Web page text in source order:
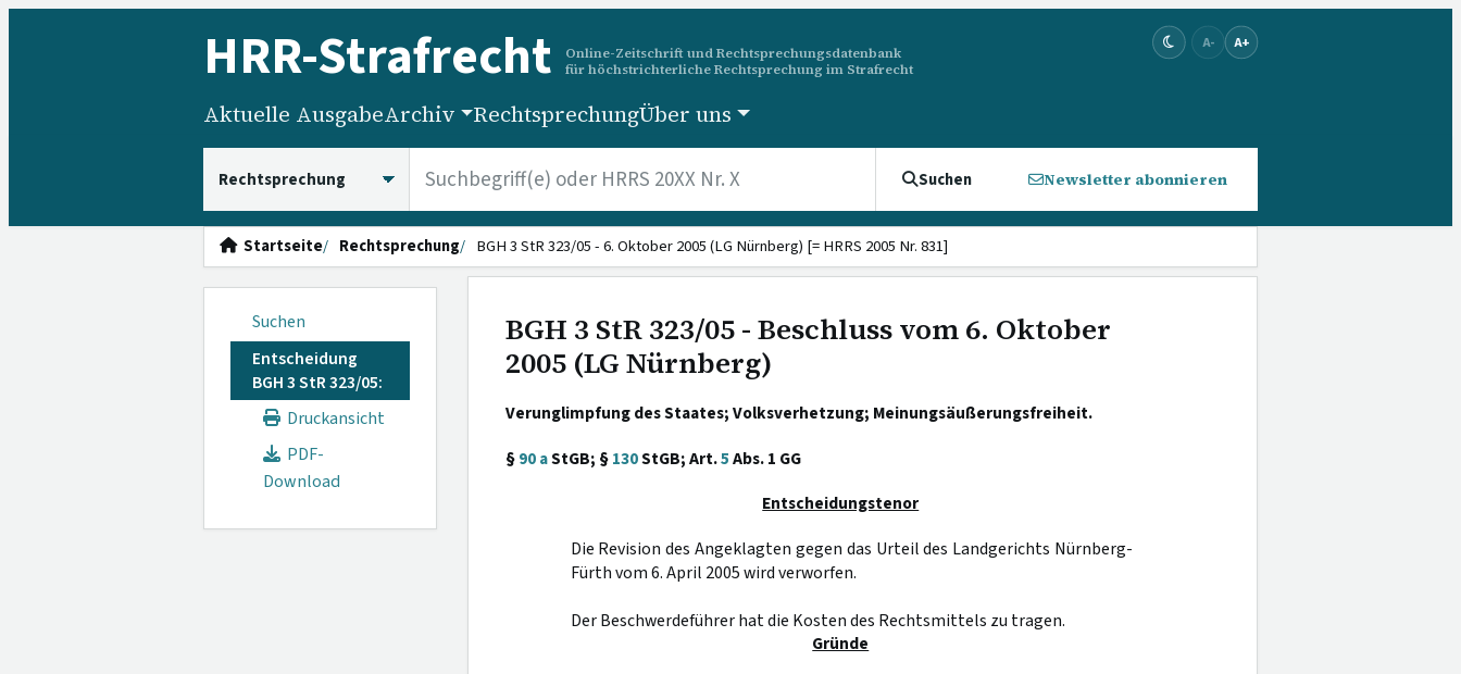
HRR-Strafrecht
Online-Zeitschrift und Rechtsprechungsdatenbank
für höchstrichterliche Rechtsprechung im Strafrecht
A- A+
Aktuelle AusgabeArchiv RechtsprechungÜber uns
Suchen Newsletter abonnieren
Startseite Rechtsprechung BGH 3 StR 323/05 - 6. Oktober 2005 (LG Nürnberg) [= HRRS 2005 Nr. 831]
Suchen
Entscheidung
BGH 3 StR 323/05:
Druckansicht
PDF-
Download
BGH 3 StR 323/05 - Beschluss vom 6. Oktober
2005 (LG Nürnberg)
Verunglimpfung des Staates; Volksverhetzung; Meinungsäußerungsfreiheit.
§90 aStGB; §130StGB; Art.5Abs. 1 GG
Entscheidungstenor
Die Revision des Angeklagten gegen das Urteil des Landgerichts Nürnberg-
Fürth vom 6. April 2005 wird verworfen.
Der Beschwerdeführer hat die Kosten des Rechtsmittels zu tragen.
Gründe